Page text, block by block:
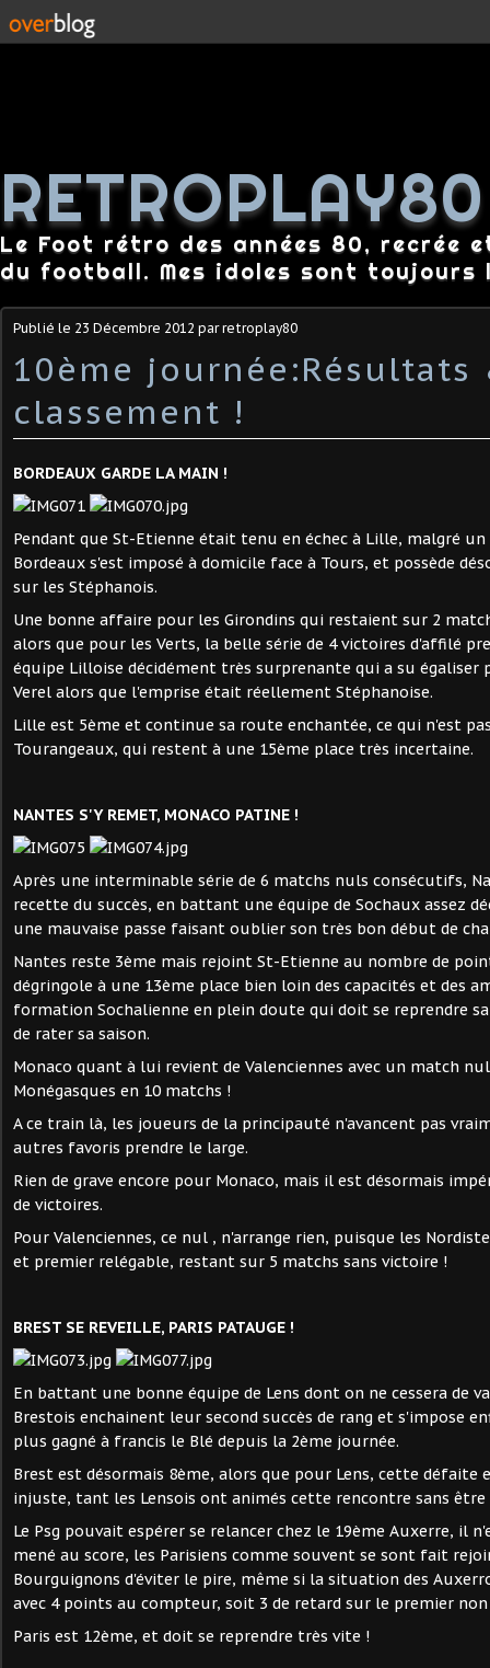
RETROPLAY80
Le Foot rétro des années 80, recrée
du football. Mes idoles sont toujours
Publié le 23 Décembre 2012 par retroplay80
10ème journée:Résultats
classement !
BORDEAUX GARDE LA MAIN !
Pendant que St-Etienne était tenu en échec à Lille, malgré un
Bordeaux s'est imposé à domicile face à Tours, et possède
sur les Stéphanois.
Une bonne affaire pour les Girondins qui restaient sur 2
alors que pour les Verts, la belle série de 4 victoires d'affilé
équipe Lilloise décidément très surprenante qui a su égaliser
Verel alors que l'emprise était réellement Stéphanoise.
Lille est 5ème et continue sa route enchantée, ce qui n'est
Tourangeaux, qui restent à une 15ème place très incertaine.
NANTES S'Y REMET, MONACO PATINE !
Après une interminable série de 6 matchs nuls consécutifs,
recette du succès, en battant une équipe de Sochaux assez
une mauvaise passe faisant oublier son très bon début de
Nantes reste 3ème mais rejoint St-Etienne au nombre de
dégringole à une 13ème place bien loin des capacités et des
formation Sochalienne en plein doute qui doit se reprendre
de rater sa saison.
Monaco quant à lui revient de Valenciennes avec un match
Monégasques en 10 matchs !
A ce train là, les joueurs de la principauté n'avancent pas
autres favoris prendre le large.
Rien de grave encore pour Monaco, mais il est désormais
de victoires.
Pour Valenciennes, ce nul , n'arrange rien, puisque les
et premier relégable, restant sur 5 matchs sans victoire !
BREST SE REVEILLE, PARIS PATAUGE !
En battant une bonne équipe de Lens dont on ne cessera de
Brestois enchainent leur second succès de rang et s'impose
plus gagné à francis le Blé depuis la 2ème journée.
Brest est désormais 8ème, alors que pour Lens, cette défaite
injuste, tant les Lensois ont animés cette rencontre sans être
Le Psg pouvait espérer se relancer chez le 19ème Auxerre, il
mené au score, les Parisiens comme souvent se sont fait
Bourguignons d'éviter le pire, même si la situation des
avec 4 points au compteur, soit 3 de retard sur le premier
Paris est 12ème, et doit se reprendre très vite !